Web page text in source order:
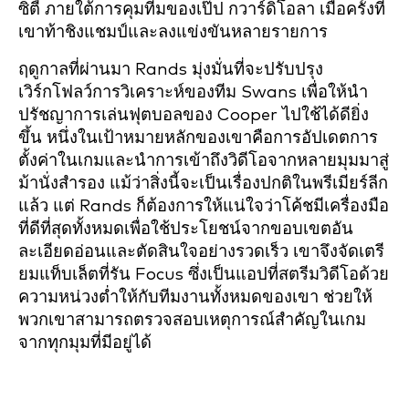
ซิตี้ ภายใต้การคุมทีมของเป๊ป กวาร์ดิโอลา เมื่อครั้งที่
เขาท้าชิงแชมป์และลงแข่งขันหลายรายการ
ฤดูกาลที่ผ่านมา Rands มุ่งมั่นที่จะปรับปรุง
เวิร์กโฟลว์การวิเคราะห์ของทีม Swans เพื่อให้นำ
ปรัชญาการเล่นฟุตบอลของ Cooper ไปใช้ได้ดียิ่ง
ขึ้น หนึ่งในเป้าหมายหลักของเขาคือการอัปเดตการ
ตั้งค่าในเกมและนำการเข้าถึงวิดีโอจากหลายมุมมาสู่
ม้านั่งสำรอง แม้ว่าสิ่งนี้จะเป็นเรื่องปกติในพรีเมียร์ลีก
แล้ว แต่ Rands ก็ต้องการให้แน่ใจว่าโค้ชมีเครื่องมือ
ที่ดีที่สุดทั้งหมดเพื่อใช้ประโยชน์จากขอบเขตอัน
ละเอียดอ่อนและตัดสินใจอย่างรวดเร็ว เขาจึงจัดเตรี
ยมแท็บเล็ตที่รัน Focus ซึ่งเป็นแอปที่สตรีมวิดีโอด้วย
ความหน่วงต่ำให้กับทีมงานทั้งหมดของเขา ช่วยให้
พวกเขาสามารถตรวจสอบเหตุการณ์สำคัญในเกม
จากทุกมุมที่มีอยู่ได้